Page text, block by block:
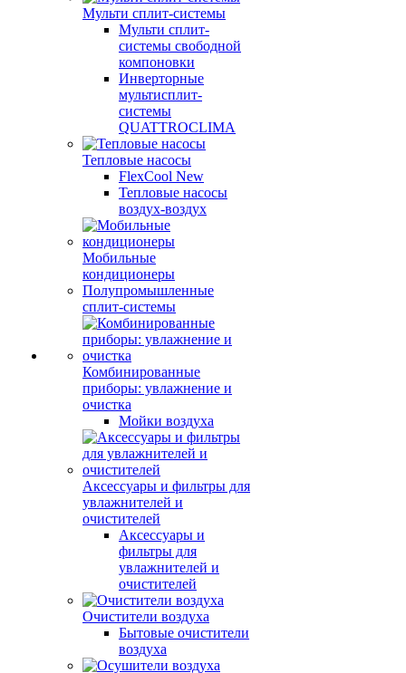
Мульти сплит-системы
Мульти сплит-
системы свободной
компоновки
Инверторные
мультисплит-
системы
QUATTROCLIMA
Тепловые насосы
FlexCool New
Тепловые насосы
воздух-воздух
Мобильные
кондиционеры
Полупромышленные
сплит-системы
Комбинированные
приборы: увлажнение и
очистка
Мойки воздуха
Аксессуары и фильтры для
увлажнителей и
очистителей
Аксессуары и
фильтры для
увлажнителей и
очистителей
Очистители воздуха
Бытовые очистители
воздуха